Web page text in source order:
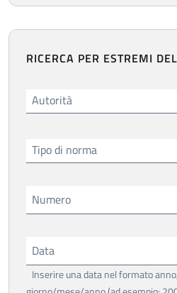
RICERCA PER ESTREMI
Autorità
Tipo di norma
Numero
Data
Inserire una data nel formato